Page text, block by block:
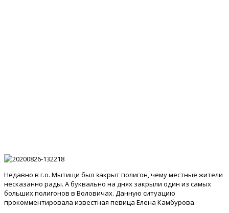
Недавно в г.о. Мытищи был закрыт полигон, чему местные жители
несказанно рады. А буквально на днях закрыли один из самых
больших полигонов в Воловичах. Данную ситуацию
прокомментировала известная певица Елена Камбурова.